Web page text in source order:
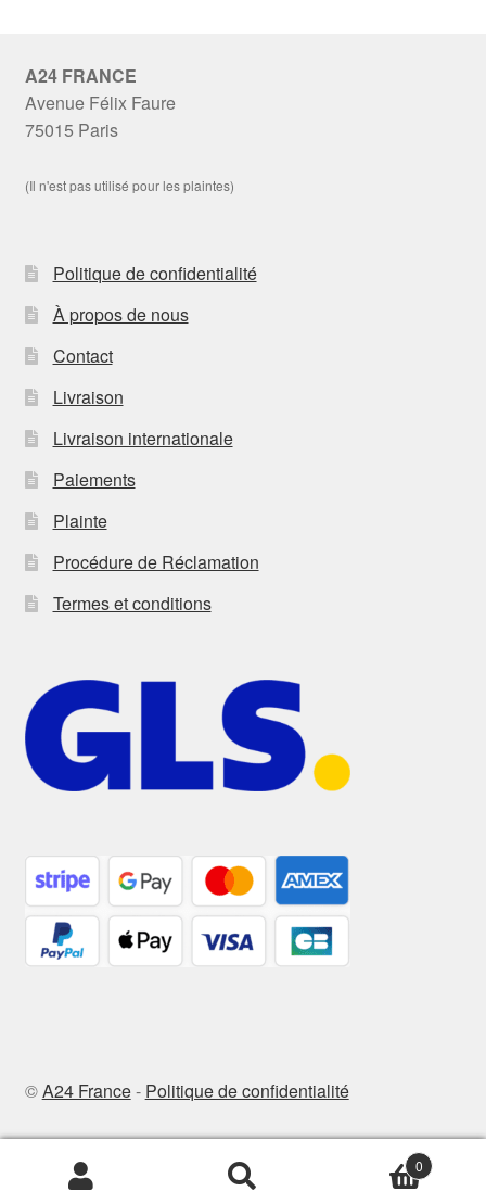
A24 FRANCE
Avenue Félix Faure
75015 Paris
(Il n'est pas utilisé pour les plaintes)
Politique de confidentialité
À propos de nous
Contact
Livraison
Livraison internationale
Paiements
Plainte
Procédure de Réclamation
Termes et conditions
©A24 France- Politique de confidentialité
Recherche
Recherche
0